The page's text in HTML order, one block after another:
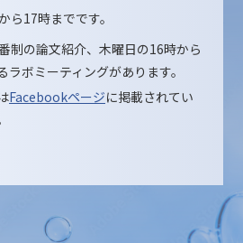
ら17時までです。
制の論文紹介、木曜日の16時から
ボミーティングがあります。
Facebookページに掲載されてい